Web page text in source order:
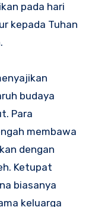
pada hari
kepada Tuhan
budaya
Para
membawa
dengan
Ketupat
biasanya
keluarga